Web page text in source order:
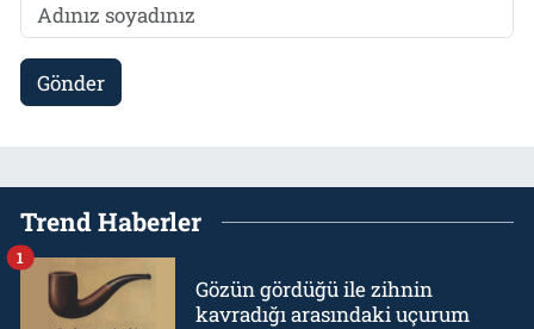
Gönder
Trend Haberler
Gözün gördüğü ile zihnin
kavradığı arasındaki uçurum
1